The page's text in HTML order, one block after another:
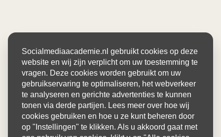
Socialmediaacademie.nl gebruikt cookies op deze
website en wij zijn verplicht om uw toestemming te
vragen. Deze cookies worden gebruikt om uw
gebruikservaring te optimaliseren, het webverkeer
te analyseren en gerichte advertenties te kunnen
tonen via derde partijen. Lees meer over hoe wij
cookies gebruiken en hoe u ze kunt beheren door
op "Instellingen" te klikken. Als u akkoord gaat met